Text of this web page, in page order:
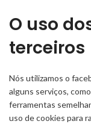
O uso
terceiros
Nós utilizamos o
alguns serviços,
ferramentas
uso de cookies para